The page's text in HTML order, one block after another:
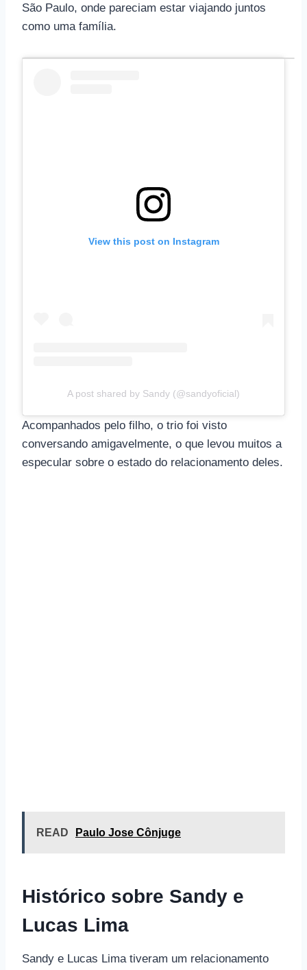
São Paulo, onde pareciam estar viajando juntos
como uma família.
View this post on Instagram
A post shared by Sandy (@sandyoficial)
Acompanhados pelo filho, o trio foi visto
conversando amigavelmente, o que levou muitos a
especular sobre o estado do relacionamento deles.
READ Paulo Jose Cônjuge
Histórico sobre Sandy e
Lucas Lima
Sandy e Lucas Lima tiveram um relacionamento